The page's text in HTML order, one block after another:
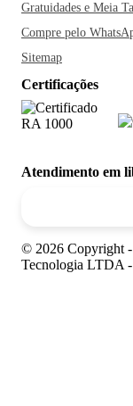
Gratuidades e Meia
Compre pelo
Sitemap
Certificações
Atendimento em
© 2026 Copyright -
Tecnologia LTDA